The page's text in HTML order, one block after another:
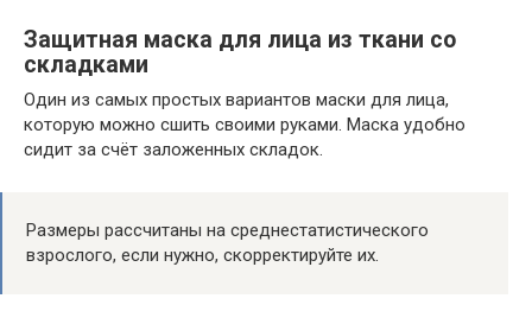
Защитная маска для лица из ткани со
складками
Один из самых простых вариантов маски для лица,
которую можно сшить своими руками. Маска удобно
сидит за счёт заложенных складок.
Размеры рассчитаны на среднестатистического
взрослого, если нужно, скорректируйте их.